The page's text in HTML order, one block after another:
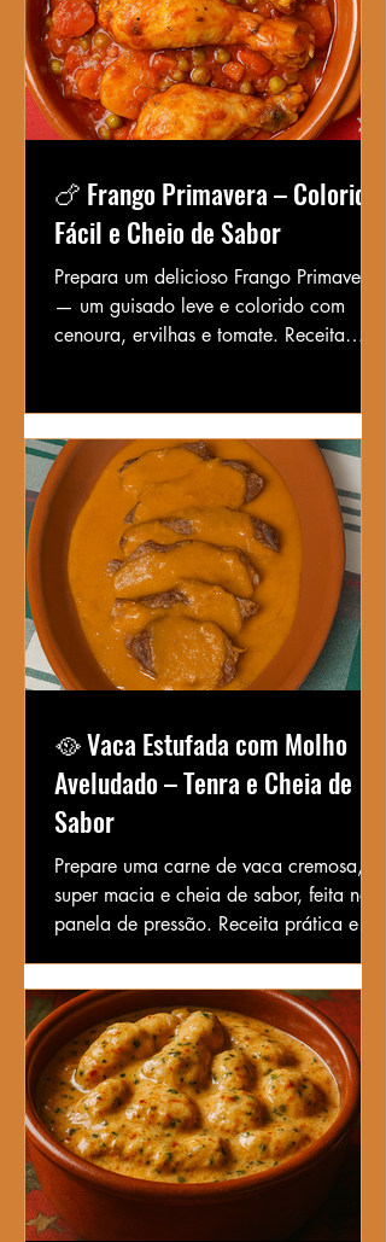
🍗 Frango Primavera – Colorido,
Fácil e Cheio de Sabor
Prepara um delicioso Frango Primavera
— um guisado leve e colorido com
cenoura, ervilhas e tomate. Receita
🥘 Vaca Estufada com Molho
Aveludado – Tenra e Cheia de
Sabor
Prepare uma carne de vaca cremosa,
super macia e cheia de sabor, feita na
panela de pressão. Receita prática e